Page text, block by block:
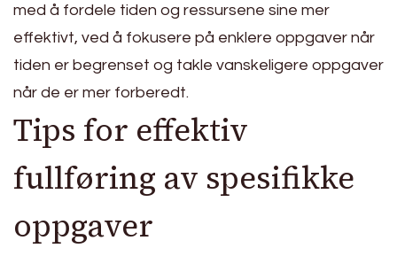
med å fordele tiden og ressursene sine mer
effektivt, ved å fokusere på enklere oppgaver når
tiden er begrenset og takle vanskeligere oppgaver
når de er mer forberedt.
Tips for effektiv
fullføring av spesifikke
oppgaver